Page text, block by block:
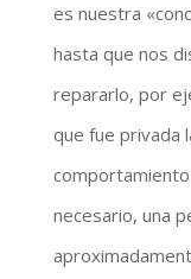
es nuestra
hasta que nos
repararlo, por
que fue privada
necesario, una